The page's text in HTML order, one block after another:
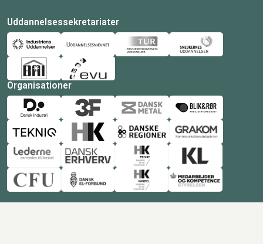
Uddannelsessekretariater
Organisationer